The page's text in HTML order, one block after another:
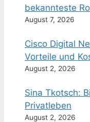
bekannteste
August 7, 2026
Cisco Digital
Vorteile und
August 2, 2026
Sina Tkotsch:
Privatleben
August 2, 2026